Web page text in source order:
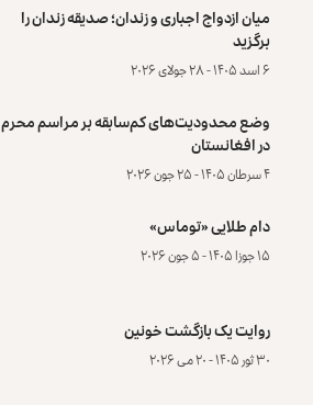
میان ازدواج اجباری و زندان؛ صدیقه زندان را
برگزید
۶ اسد ۱۴۰۵ - ۲۸ جولای ۲۰۲۶
وضع محدودیت‌های کم‌سابقه بر مراسم محرم
در افغانستان
۴ سرطان ۱۴۰۵ - ۲۵ جون ۲۰۲۶
دام طلایی «توماس»
۱۵ جوزا ۱۴۰۵ - ۵ جون ۲۰۲۶
روایت یک بازگشت خونین
۳۰ ثور ۱۴۰۵ - ۲۰ می ۲۰۲۶